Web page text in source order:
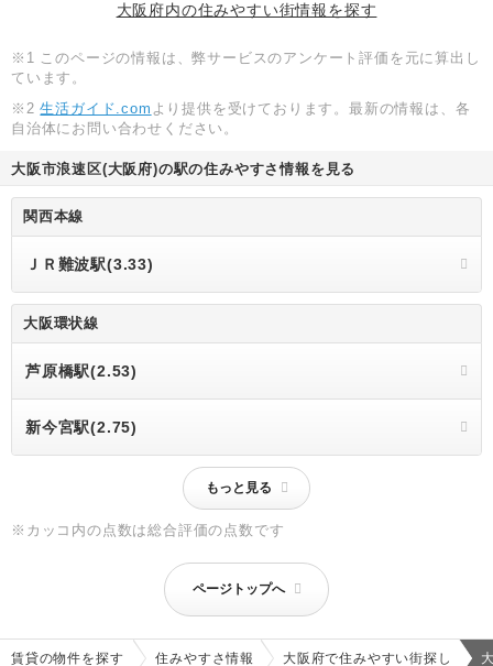
大阪府内の住みやすい街情報を探す
※1 このページの情報は、弊サービスのアンケート評価を元に算出し
ています。
※2生活ガイド.com より提供を受けております。最新の情報は、各
自治体にお問い合わせください。
大阪市浪速区(大阪府)の駅の住みやすさ情報を見る
関西本線
ＪＲ難波駅(3.33)
大阪環状線
芦原橋駅(2.53)
新今宮駅(2.75)
もっと見る
※カッコ内の点数は総合評価の点数です
ページトップへ
賃貸の物件を探す 住みやすさ情報 大阪府で住みやすい街探し